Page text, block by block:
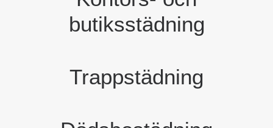
butiksstädning
Trappstädning